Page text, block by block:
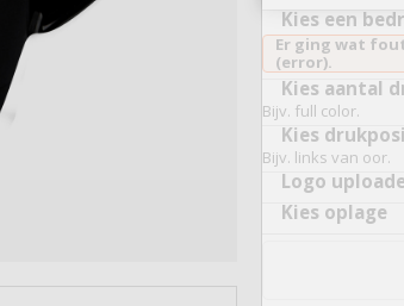
Kies een
Er ging wat
(error).
Kies aantal
Bijv. full color.
Kies
Bijv. links van oor.
Logo
Kies oplage